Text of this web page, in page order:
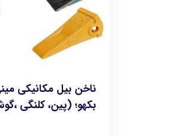
ناخن بیل مکانیکی
بکهو؛ (پین، کلنگی